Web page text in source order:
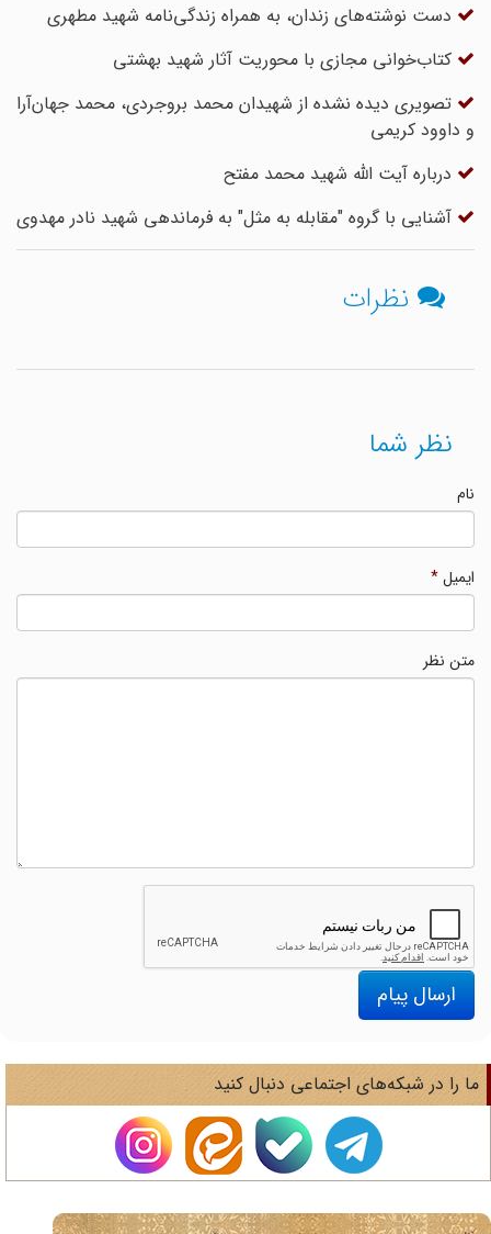
دست نوشته‌های زندان، به همراه زندگی‌نامه شهید مطهری
کتاب‌خوانی مجازی با محوریت آثار شهید بهشتی
تصویری دیده نشده از شهیدان محمد بروجردی، محمد جهان‌آرا
و داوود کریمی
درباره آیت الله شهید محمد مفتح
آشنایی با گروه "مقابله به مثل" به فرماندهی شهید نادر مهدوی
نظرات
نظر شما
ایمیل*
متن نظر
ارسال پیام
را در شبکه‌های اجتماعی دنبال کنید